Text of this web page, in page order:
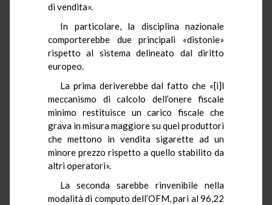
di vendita».
In particolare, la disciplina nazionale
comporterebbe due principali «distonie»
rispetto al sistema delineato dal diritto
europeo.
La prima deriverebbe dal fatto che «[i]l
meccanismo di calcolo dell’onere fiscale
minimo restituisce un carico fiscale che
grava in misura maggiore su quei produttori
che mettono in vendita sigarette ad un
minore prezzo rispetto a quello stabilito da
altri operatori».
La seconda sarebbe rinvenibile nella
modalità di computo dell’OFM, pari al 96,22